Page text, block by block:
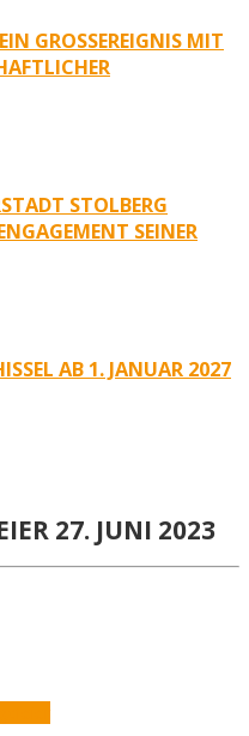
GROSSEREIGNIS MIT S
S
STOLBERG
SEINER
AB 1. JANUAR 2027
27. JUNI 2023